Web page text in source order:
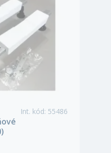
Int. kód: 55486